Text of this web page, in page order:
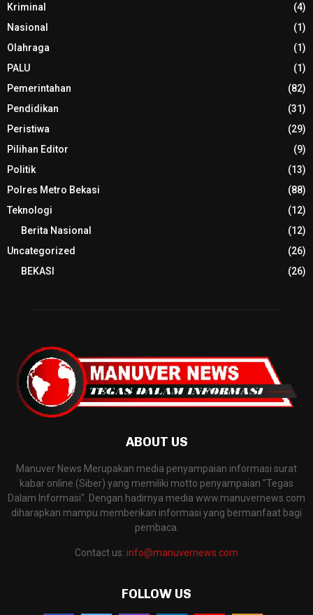
Kriminal
(4)
Nasional
(1)
Olahraga
(1)
PALU
(1)
Pemerintahan
(82)
Pendidikan
(31)
Peristiwa
(29)
Pilihan Editor
(9)
Politik
(13)
Polres Metro Bekasi
(88)
Teknologi
(12)
Berita Nasional
(12)
Uncategorized
(26)
BEKASI
(26)
ABOUT US
Manuver News Merupakan media penyampaian informasi surat
kabar online (Siber) yang memiliki motto penyampaian "Tegas
Dalam Informasi". Dengan hadirnya media www.manuvernews.com
diharapkan mampu memberikan informasi yang bermanfaat bagi
pembaca.
Contact us: info@manuvernews.com
FOLLOW US